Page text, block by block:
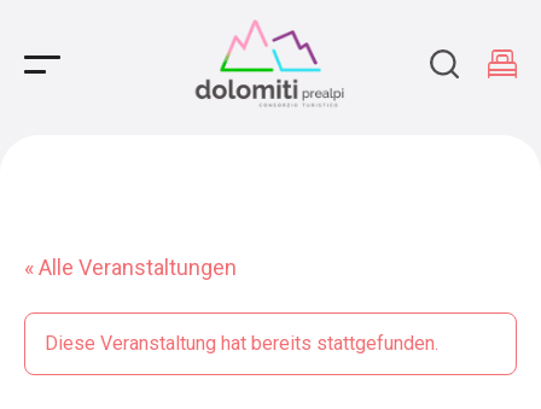
Main Navigation
« Alle Veranstaltungen
Diese Veranstaltung hat bereits stattgefunden.